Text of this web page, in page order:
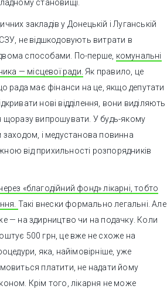
становищі.
закладів у Донецькій і Луганській
не відшкодовують витрати в
способами. По-перше, комунальні
— місцевої ради. Як правило, це
рада має фінанси на це, якщо депутати
нові відділення, вони виділяють
щоразу випрошувати. У будь-якому
заходом, і медустанова повинна
від прихильності розпорядників
«благодійний фонд» лікарні, тобто
Такі внески формально легальні. Але
— на здирництво чи на подачку. Коли
500 грн, це вже не схоже на
яка, найімовірніше, уже
платити, не надати йому
Крім того, лікарня не може